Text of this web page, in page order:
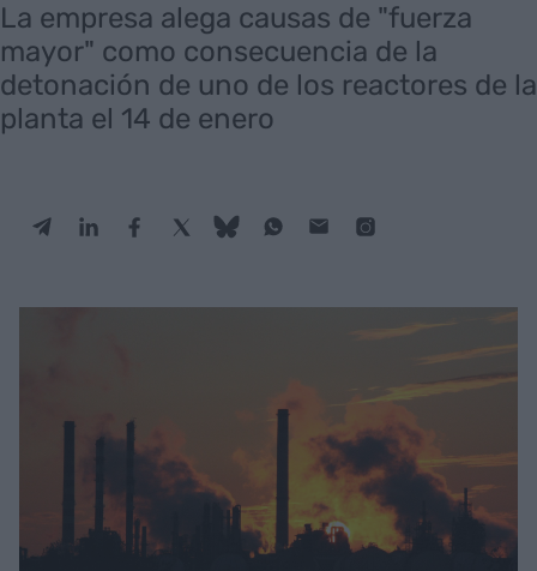
La empresa alega causas de "fuerza
mayor" como consecuencia de la
detonación de uno de los reactores de la
planta el 14 de enero